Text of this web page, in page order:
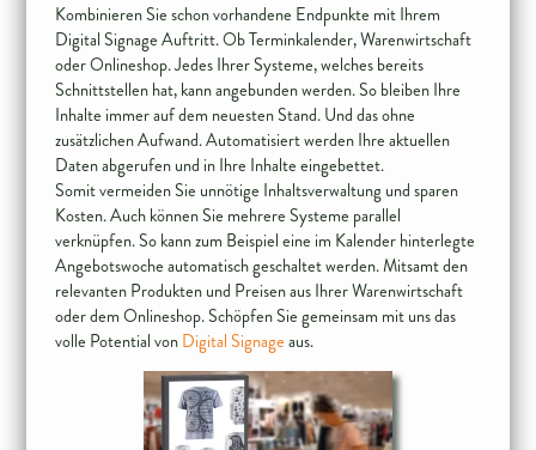
Kombinieren Sie schon vorhandene Endpunkte mit Ihrem
Digital Signage Auftritt. Ob Terminkalender, Warenwirtschaft
oder Onlineshop. Jedes Ihrer Systeme, welches bereits
Schnittstellen hat, kann angebunden werden. So bleiben Ihre
Inhalte immer auf dem neuesten Stand. Und das ohne
zusätzlichen Aufwand. Automatisiert werden Ihre aktuellen
Daten abgerufen und in Ihre Inhalte eingebettet.
Somit vermeiden Sie unnötige Inhaltsverwaltung und sparen
Kosten. Auch können Sie mehrere Systeme parallel
verknüpfen. So kann zum Beispiel eine im Kalender hinterlegte
Angebotswoche automatisch geschaltet werden. Mitsamt den
relevanten Produkten und Preisen aus Ihrer Warenwirtschaft
oder dem Onlineshop. Schöpfen Sie gemeinsam mit uns das
volle Potential von Digital Signage aus.